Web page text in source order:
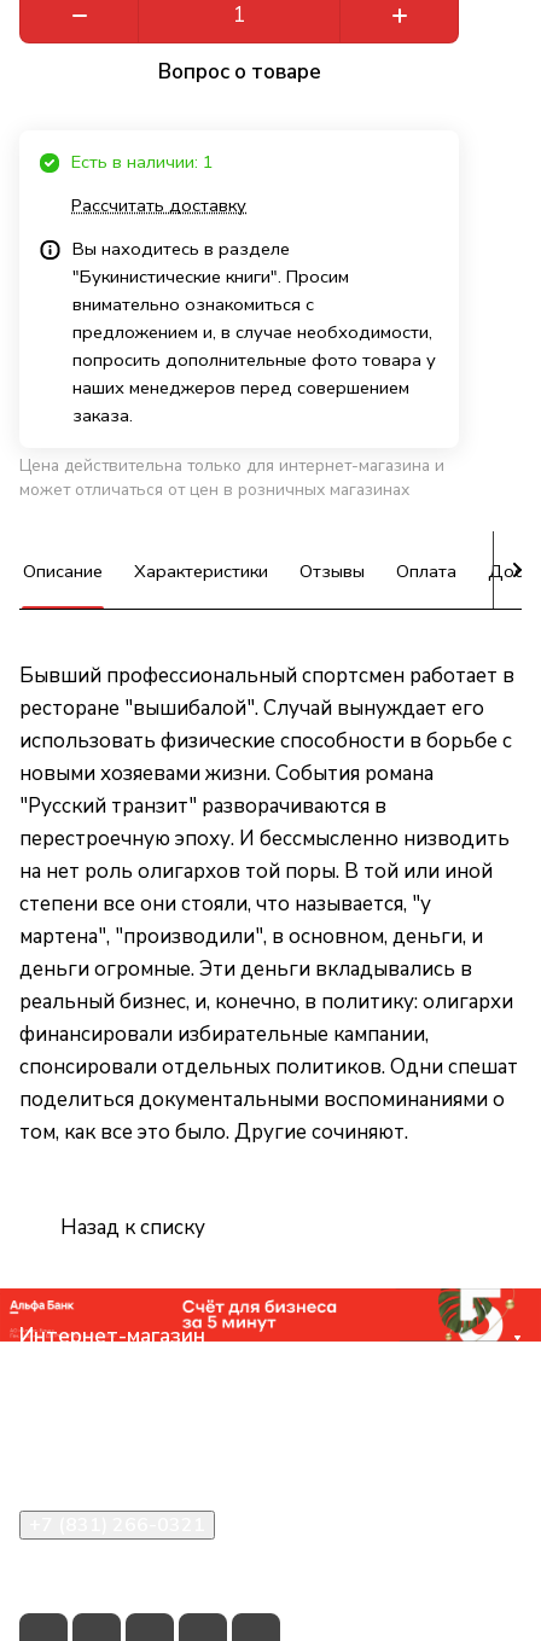
Вопрос о товаре
Есть в наличии: 1
Рассчитать доставку
Вы находитесь в разделе
"Букинистические книги". Просим
внимательно ознакомиться с
предложением и, в случае необходимости,
попросить дополнительные фото товара у
наших менеджеров перед совершением
заказа.
Цена действительна только для интернет-магазина и
может отличаться от цен в розничных магазинах
Описание Характеристики Отзывы Оплата
Бывший профессиональный спортсмен работает в
ресторане "вышибалой". Случай вынуждает его
использовать физические способности в борьбе с
новыми хозяевами жизни. События романа
"Русский транзит" разворачиваются в
перестроечную эпоху. И бессмысленно низводить
на нет роль олигархов той поры. В той или иной
степени все они стояли, что называется, "у
мартена", "производили", в основном, деньги, и
деньги огромные. Эти деньги вкладывались в
реальный бизнес, и, конечно, в политику: олигархи
финансировали избирательные кампании,
спонсировали отдельных политиков. Одни спешат
поделиться документальными воспоминаниями о
том, как все это было. Другие сочиняют.
Назад к списку
Интернет-магазин